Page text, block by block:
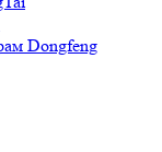
Dongfeng